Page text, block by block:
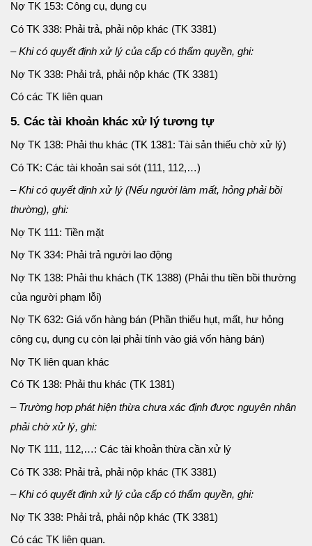
Nợ TK 153: Công cụ, dụng cụ
Có TK 338: Phải trả, phải nộp khác (TK 3381)
– Khi có quyết định xử lý của cấp có thẩm quyền, ghi:
Nợ TK 338: Phải trả, phải nộp khác (TK 3381)
Có các TK liên quan
5. Các tài khoản khác xử lý tương tự
Nợ TK 138: Phải thu khác (TK 1381: Tài sản thiếu chờ xử lý)
Có TK: Các tài khoản sai sót (111, 112,…)
– Khi có quyết định xử lý (Nếu người làm mất, hỏng phải bồi
thường), ghi:
Nợ TK 111: Tiền mặt
Nợ TK 334: Phải trả người lao động
Nợ TK 138: Phải thu khách (TK 1388) (Phải thu tiền bồi thường
của người phạm lỗi)
Nợ TK 632: Giá vốn hàng bán (Phần thiếu hụt, mất, hư hỏng
công cụ, dụng cụ còn lại phải tính vào giá vốn hàng bán)
Nợ TK liên quan khác
Có TK 138: Phải thu khác (TK 1381)
– Trường hợp phát hiện thừa chưa xác định được nguyên nhân
phải chờ xử lý, ghi:
Nợ TK 111, 112,…: Các tài khoản thừa cần xử lý
Có TK 338: Phải trả, phải nộp khác (TK 3381)
– Khi có quyết định xử lý của cấp có thẩm quyền, ghi:
Nợ TK 338: Phải trả, phải nộp khác (TK 3381)
Có các TK liên quan.